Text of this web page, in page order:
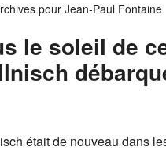
pour Jean-Paul Fontaine
le soleil de
était de nouveau dans